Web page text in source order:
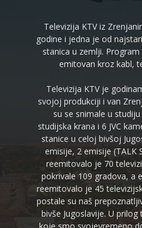
Televizija KTV iz
godine i jedna je od
stanica u zemlji.
emitovan kroz kabl,
Televizija KTV je
svojoj produkciji i van
su se snimale u
studijska krana i 6 JVC
stanice u celoj bivšoj
emisije, 2 emisije (TALK
reemitovalo je 70
pokrivale 109 gradova, a
reemitovalo je 45
postale su naš
bivše Jugoslavije. U